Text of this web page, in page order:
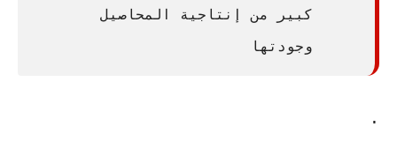
كبير من إنتاجية المحاصيل
وجودتها
.